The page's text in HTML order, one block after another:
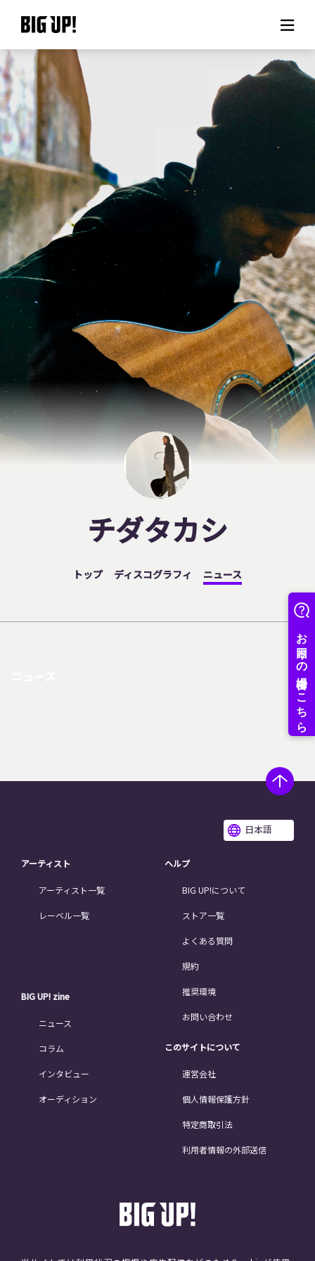
サポート
ご利用の流れ
よくある質問
チダタカシ
トップ ディスコグラフィ ニュース
日本語
アーティスト
アーティスト一覧
レーベル一覧
BIG UP! zine
ニュース
コラム
インタビュー
オーディション
ヘルプ
BIG UP!について
ストア一覧
よくある質問
規約
推奨環境
お問い合わせ
このサイトについて
運営会社
個人情報保護方針
特定商取引法
利用者情報の外部送信